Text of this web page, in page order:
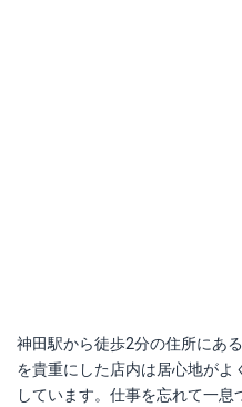
神田駅から徒歩2分の住所にあ
を貴重にした店内は居心地がよ
しています。仕事を忘れて一